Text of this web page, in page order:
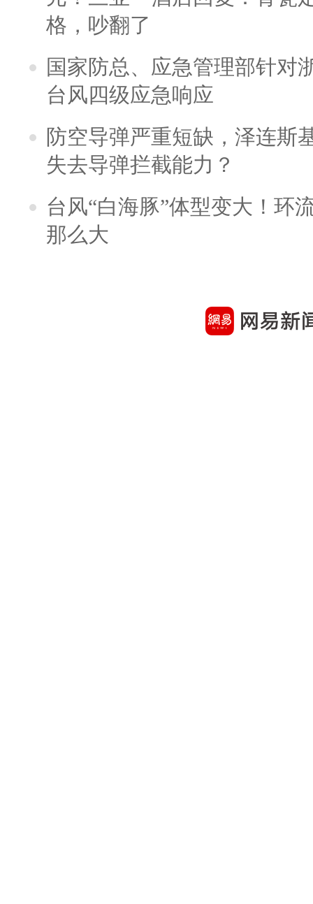
格，吵翻了
国家防总、应急管理部针对
台风四级应急响应
防空导弹严重短缺，泽连斯
失去导弹拦截能力？
台风“白海豚”体型变大！环
那么大